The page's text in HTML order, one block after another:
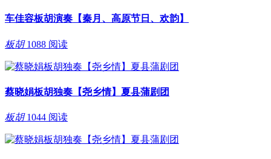
车佳容板胡演奏【秦月、高原节日、欢韵】
板胡 1088 阅读
蔡晓娟板胡独奏【尧乡情】夏县蒲剧团
板胡 1044 阅读